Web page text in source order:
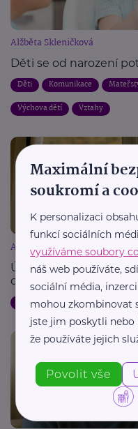
Alžběta Skleničková
Děti se od narození
Děti Komunikace
Výchova dětí
Vztahy
Alžběta Skleničková
Úsměv a krabice
odchod dětí z domova
Děti Dospívání Mateřství
Maximální
soukromí a
K personalizaci
funkcí sociálních
využíváme soubory
náš web používáte,
sociální média,
mohou zkombinovat
jste jim poskytli nebo
že používáte jejich
Povolit vše